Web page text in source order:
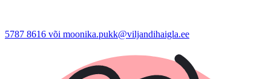
5787 8616 või moonika.pukk@viljandihaigla.ee